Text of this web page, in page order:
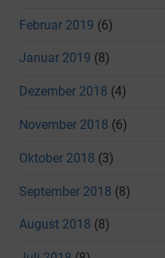
Februar 2019 (6)
Januar 2019 (8)
Dezember 2018 (4)
November 2018 (6)
Oktober 2018 (3)
September 2018 (8)
August 2018 (8)